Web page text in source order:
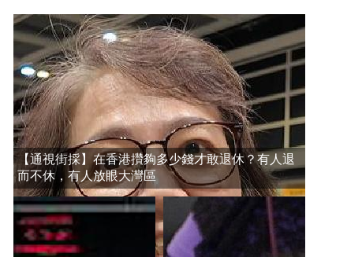
【通視街採】在香港攢夠多少錢才敢退休？有人退
而不休，有人放眼大灣區